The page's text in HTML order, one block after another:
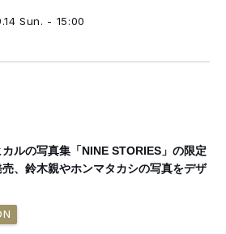
Sun. - 15:00
ルの写真集「NINE STORIES」の限定
売、鈴木親やホンマタカシの写真をデザ